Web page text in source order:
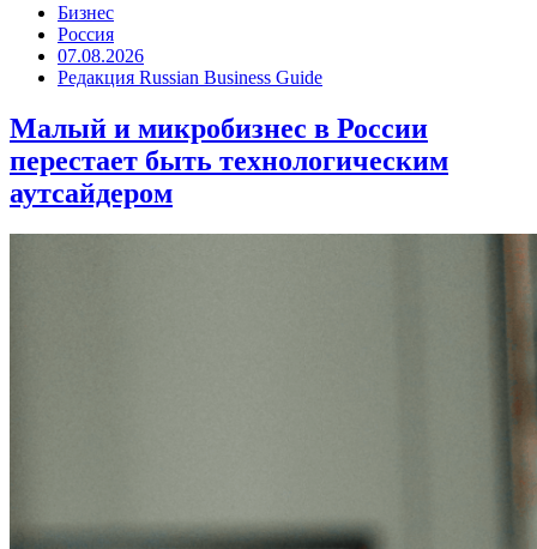
Бизнес
Россия
07.08.2026
Редакция Russian Business Guide
Малый и микробизнес в России
перестает быть технологическим
аутсайдером